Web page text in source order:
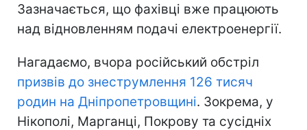
Зазначається, що фахівці вже працюють
над відновленням подачі електроенергії.
Нагадаємо, вчора російський обстріл
призвів до знеструмлення 126 тисяч
родин на Дніпропетровщині. Зокрема, у
Нікополі, Марганці, Покрову та сусідніх